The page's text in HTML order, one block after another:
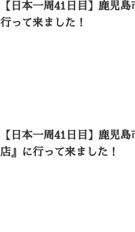
【日本一周41日目】鹿児
行って来ました！
【日本一周41日目】鹿児
店』に行って来ました！